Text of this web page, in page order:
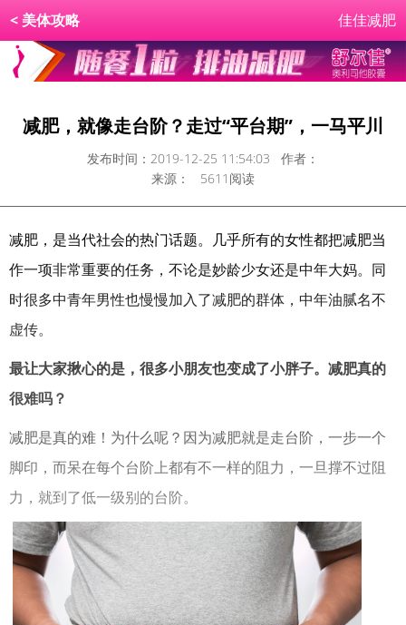
<美体攻略 佳佳减肥
减肥，就像走台阶？走过“平台期”，一马平川
发布时间：2019-12-25 11:54:03 作者：
来源： 5611阅读
减肥，是当代社会的热门话题。几乎所有的女性都把减肥当
作一项非常重要的任务，不论是妙龄少女还是中年大妈。同
时很多中青年男性也慢慢加入了减肥的群体，中年油腻名不
虚传。
最让大家揪心的是，很多小朋友也变成了小胖子。减肥真的
很难吗？
减肥是真的难！为什么呢？因为减肥就是走台阶，一步一个
脚印，而呆在每个台阶上都有不一样的阻力，一旦撑不过阻
力，就到了低一级别的台阶。